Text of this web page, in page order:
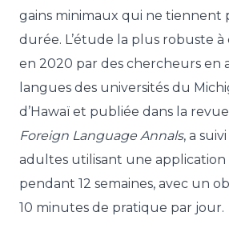
gains minimaux qui ne tiennent
durée. L’étude la plus robuste à
en 2020 par des chercheurs en
langues des universités du
d’Hawaï et publiée dans la
Foreign Language Annals, a
adultes utilisant une
pendant 12 semaines, avec un
10 minutes de pratique par jour.